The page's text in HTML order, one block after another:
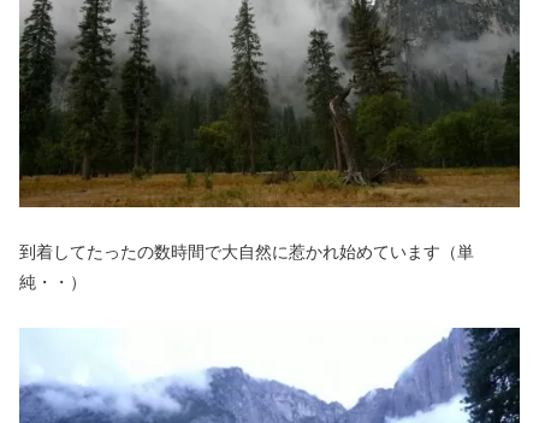
到着してたったの数時間で大自然に惹かれ始めています（単
純・・）